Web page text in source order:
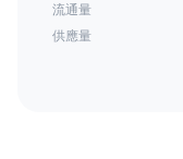
流通量
供應量